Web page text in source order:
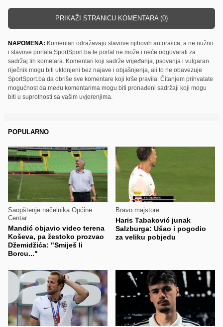
PRIKAŽI STRANICU KOMENTARA (0)
NAPOMENA: Komentari odražavaju stavove njihovih autora/ica, a ne nužno
i stavove portala SportSport.ba te portal ne može i neće odgovarati za
sadržaj tih kometara. Komentari koji sadrže vrijeđanja, psovanja i vulgaran
riječnik mogu biti uklonjeni bez najave i objašnjenja, ali to ne obavezuje
SportSport.ba da obriše sve komentare koji krše pravila. Čitanjem prihvatate
mogućnost da među komentarima mogu biti pronađeni sadržaji koji mogu
biti u suprotnosti sa vašim uvjerenjima.
POPULARNO
Saopštenje načelnika Općine
Centar
Mandić objavio video terena
Koševa, pa žestoko prozvao
Džemidžića: "Smiješ li
Borcu..."
Bravo majstore
Haris Tabaković junak
Salzburga: Ušao i pogodio
za veliku pobjedu